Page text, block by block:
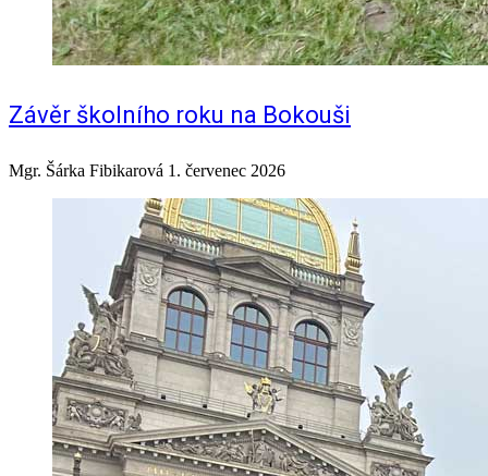
Závěr školního roku na Bokouši
Mgr. Šárka Fibikarová 1. červenec 2026